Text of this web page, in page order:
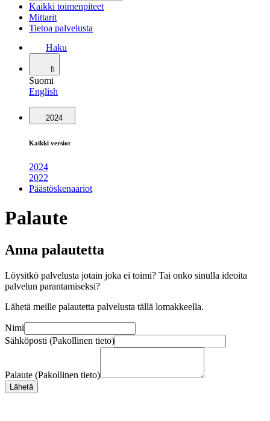
Kaikki toimenpiteet
Mittarit
Tietoa palvelusta
Haku
fi
Suomi
English
2024
Kaikki versiot
2024
2022
Päästöskenaariot
Palaute
Anna palautetta
Löysitkö palvelusta jotain joka ei toimi? Tai onko sinulla ideoita
palvelun parantamiseksi?
Lähetä meille palautetta palvelusta tällä lomakkeella.
Nimi
Sähköposti (Pakollinen tieto)
Palaute (Pakollinen tieto)
Lähetä